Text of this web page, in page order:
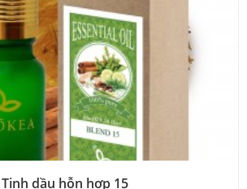
Tinh dầu hỗn hợp 15